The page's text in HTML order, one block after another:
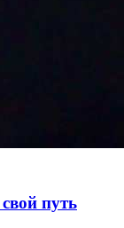
путь